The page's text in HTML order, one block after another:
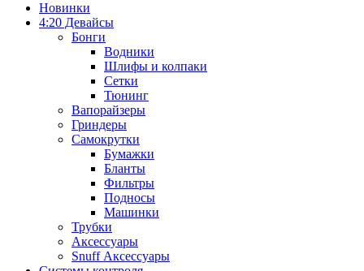
Новинки
4:20 Девайсы
Бонги
Водники
Шлифы и колпаки
Сетки
Тюнинг
Вапорайзеры
Гриндеры
Самокрутки
Бумажки
Бланты
Фильтры
Подносы
Машинки
Трубки
Аксессуары
Snuff Аксессуары